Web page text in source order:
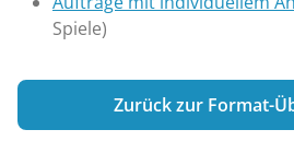
Spiele)
Zurück zur Format-